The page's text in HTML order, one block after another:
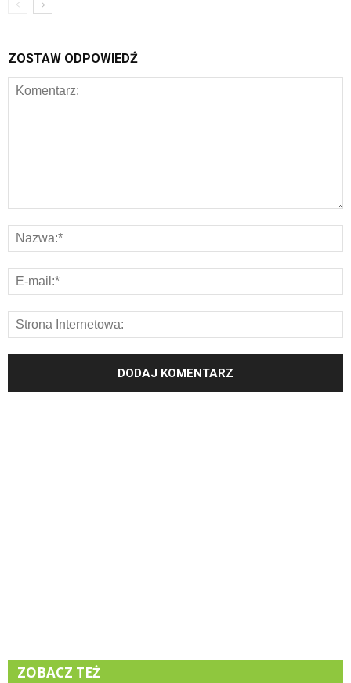
ZOSTAW ODPOWIEDŹ
ZOBACZ TEŻ